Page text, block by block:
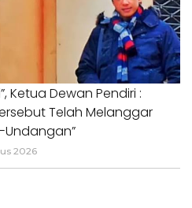
Ketua Dewan Pendiri :
Telah Melanggar
2026